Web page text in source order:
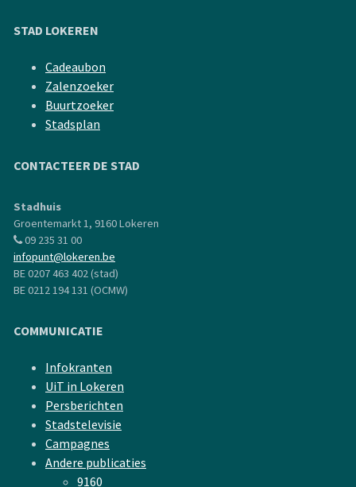
STAD LOKEREN
Cadeaubon
Zalenzoeker
Buurtzoeker
Stadsplan
CONTACTEER DE STAD
Stadhuis
Groentemarkt 1, 9160 Lokeren
09 235 31 00
infopunt@lokeren.be
BE 0207 463 402 (stad)
BE 0212 194 131 (OCMW)
COMMUNICATIE
Infokranten
UiT in Lokeren
Persberichten
Stadstelevisie
Campagnes
Andere publicaties
9160